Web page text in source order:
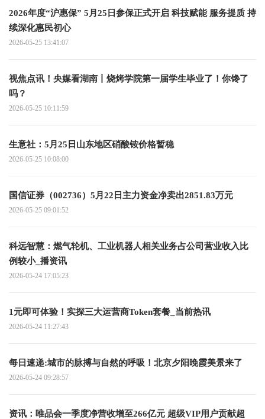
2026年度“沪惠保” 5月25日参保正式开启 科技赋能 服务提质 持
续深化惠民初心
2026-05-25 13:41:07
视焦点讯！央媒看湖南丨烧烤学院第一届学生毕业了！你馋了
吗？
2026-05-25 10:11:59
生意社：5月25日山东地区硝酸铵价格暂稳
2026-05-25 10:08:00
国信证券（002736）5月22日主力资金净卖出2851.83万元
2026-05-25 09:01:52
科远智慧：燃气轮机、工业机器人相关业务占公司营业收入比
例较小_播资讯
2026-05-24 17:05:23
1元即可体验！实探三大运营商Token套餐_当前热讯
2026-05-24 11:27:43
每日速递:城市的脉搏与自然的呼吸！北京夕阳晚霞美景来了
2026-05-24 09:28:57
资讯：唯品会一季度净营收增至266亿元 超级VIP用户贡献超